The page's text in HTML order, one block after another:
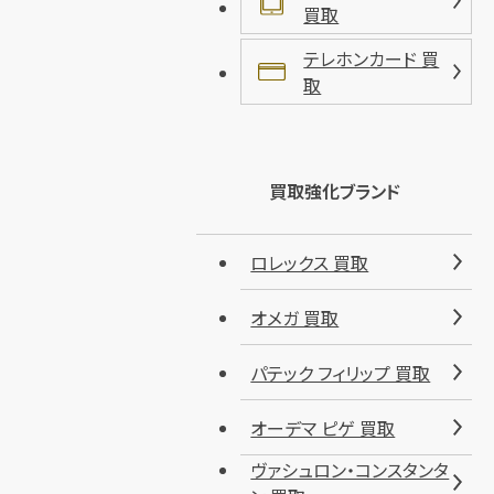
買取
テレホンカード 買
取
買取強化ブランド
ロレックス 買取
オメガ 買取
パテック フィリップ 買取
オーデマ ピゲ 買取
ヴァシュロン・コンスタンタ